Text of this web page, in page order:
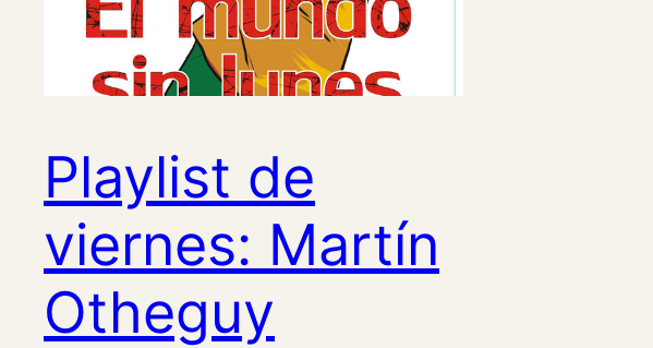
Playlist de
viernes: Martín
Otheguy